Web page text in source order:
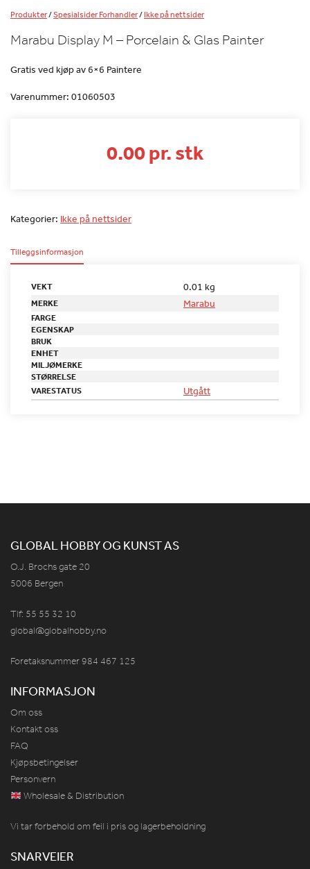
Produkter/Spesialsider Forhandler/Ikke på nettsider
Marabu Display M – Porcelain & Glas Painter
Gratis ved kjøp av 6×6 Paintere
Varenummer: 01060503
0.00 pr. stk
Kategorier: Ikke på nettsider
Tilleggsinformasjon
VEKT 0.01 kg
MERKE Marabu
FARGE
EGENSKAP
BRUK
ENHET
MILJØMERKE
STØRRELSE
VARESTATUS
Utgått
GLOBAL HOBBY OG KUNST AS
O.J. Brochs gate 20
5006 Bergen
Tlf: 55 55 32 10
global@globalhobby.no
Foretaksnummer 984 467 125
INFORMASJON
Om oss
Kontakt oss
FAQ
Kjøpsbetingelser
Personvern
Wholesale & Distribution
Vi tar forbehold om feil i pris og lagerbeholdning
SNARVEIER